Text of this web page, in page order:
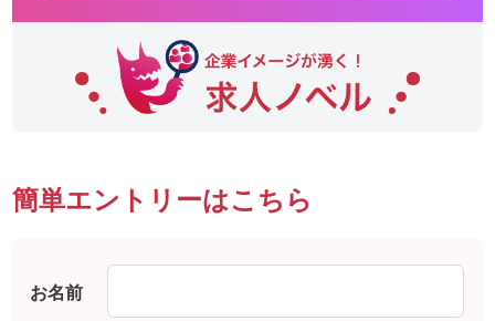
簡単エントリーはこちら
お名前